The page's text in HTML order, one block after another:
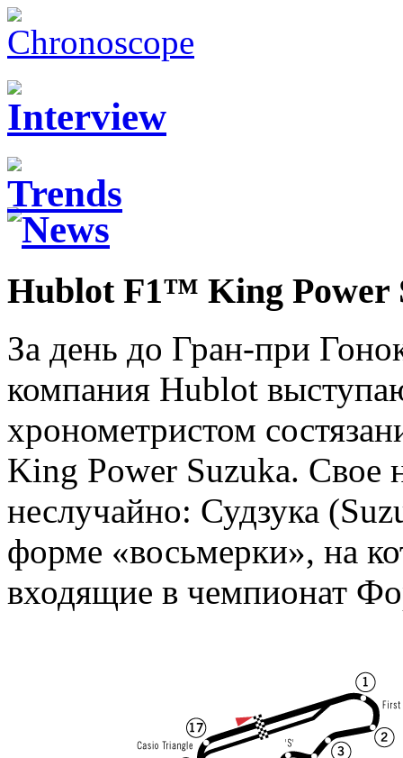
Hublot F1™ King Power
За день до Гран-при
компания Hublot
хронометристом
King Power Suzuka. Свое
неслучайно: Судзука
форме «восьмерки», на
входящие в чемпионат